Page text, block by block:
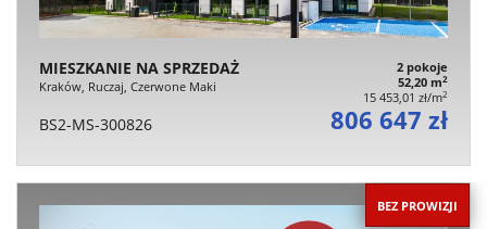
MIESZKANIE NA SPRZEDAŻ
Kraków, Ruczaj, Czerwone Maki
2 pokoje
52,20 m2
15 453,01 zł/m2
BS2-MS-300826 806 647 zł
BEZ PROWIZJI